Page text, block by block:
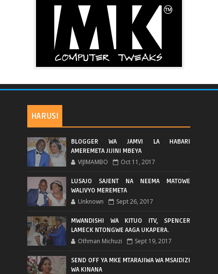
HARUSI
BLOGGER WA JAMVI LA HABARI
AMEREMETA JIJINI MBEYA
VIJIMAMBO Oct 11, 2017
LUSAJO SAJENT NA NEEMA MATOWE
WALIVYO MEREMETA
Unknown Sept 26, 2017
MWANDISHI WA KITUO ITV, SPENCER
LAMECK NTONGWE AAGA UKAPERA.
Othman Michuzi Sept 19, 2017
SEND OFF YA MKE MTARAJIWA WA MSAIDIZI
WA KINANA